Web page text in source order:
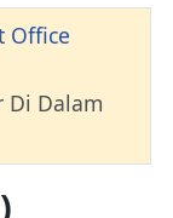
Office
Di Dalam